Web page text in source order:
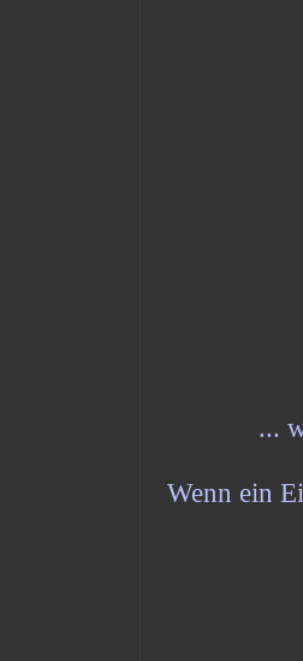
...
Wenn ein